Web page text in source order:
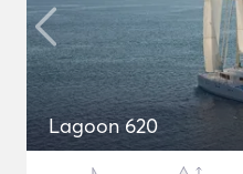
Lagoon 620